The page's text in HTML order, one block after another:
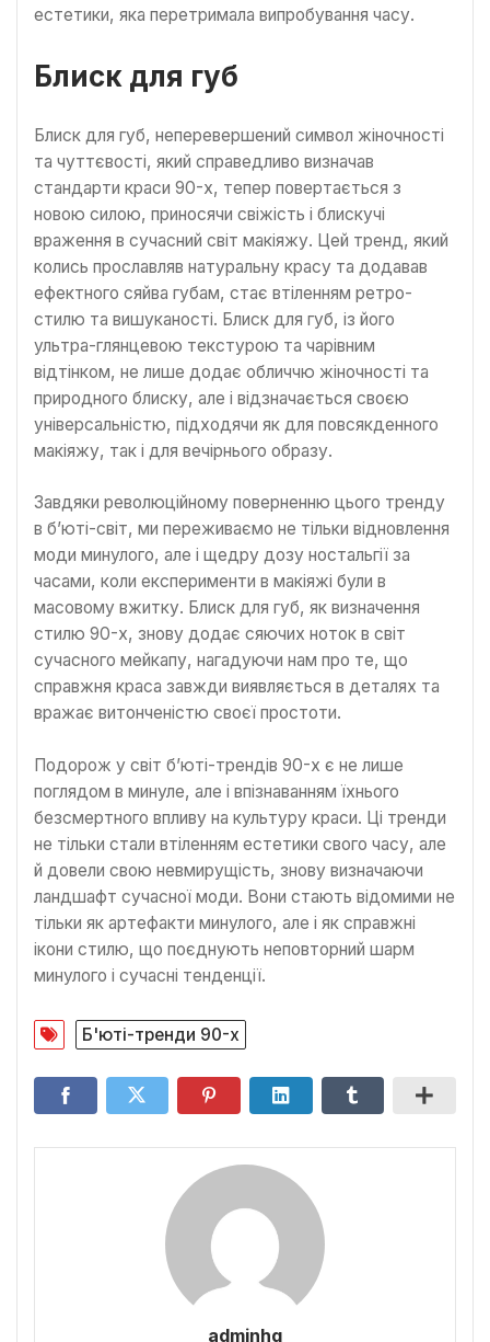
естетики, яка перетримала випробування часу.
Блиск для губ
Блиск для губ, неперевершений символ жіночності
та чуттєвості, який справедливо визначав
стандарти краси 90-х, тепер повертається з
новою силою, приносячи свіжість і блискучі
враження в сучасний світ макіяжу. Цей тренд, який
колись прославляв натуральну красу та додавав
ефектного сяйва губам, стає втіленням ретро-
стилю та вишуканості. Блиск для губ, із його
ультра-глянцевою текстурою та чарівним
відтінком, не лише додає обличчю жіночності та
природного блиску, але і відзначається своєю
універсальністю, підходячи як для повсякденного
макіяжу, так і для вечірнього образу.
Завдяки революційному поверненню цього тренду
в б’юті-світ, ми переживаємо не тільки відновлення
моди минулого, але і щедру дозу ностальгії за
часами, коли експерименти в макіяжі були в
масовому вжитку. Блиск для губ, як визначення
стилю 90-х, знову додає сяючих ноток в світ
сучасного мейкапу, нагадуючи нам про те, що
справжня краса завжди виявляється в деталях та
вражає витонченістю своєї простоти.
Подорож у світ б’юті-трендів 90-х є не лише
поглядом в минуле, але і впізнаванням їхнього
безсмертного впливу на культуру краси. Ці тренди
не тільки стали втіленням естетики свого часу, але
й довели свою невмирущість, знову визначаючи
ландшафт сучасної моди. Вони стають відомими не
тільки як артефакти минулого, але і як справжні
ікони стилю, що поєднують неповторний шарм
минулого і сучасні тенденції.
Б'юті-тренди 90-х
adminhq